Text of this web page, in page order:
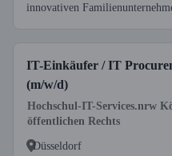
innovativen
IT-Einkäufer / IT
(m/w/d)
Hochschul-IT-Services.nrw
öffentlichen Rechts
Düsseldorf